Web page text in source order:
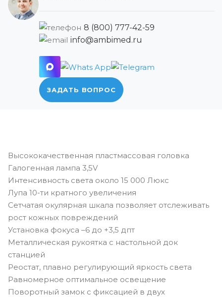
8 (800) 777-42-59
info@ambimed.ru
ЗАДАТЬ ВОПРОС
Высококачественная пластмассовая головка
Галогенная лампа 3,5V
Интенсивность света около 15 000 Люкс
Лупа 10-ти кратного увеличения
Сетчатая окулярная шкала позволяет отслеживать
рост кожных повреждений
Установка фокуса –6 до +3,5 дпт
Металлическая рукоятка с настольной док
станцией
Реостат, плавно регулирующий яркость света
Равномерное оптимальное освещение
Поворотный замок с фиксацией в двух